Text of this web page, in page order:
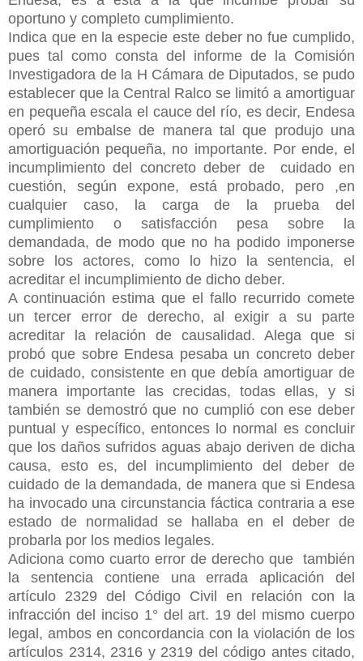
oportuno y completo cumplimiento.
Indica que en la especie este deber no fue cumplido,
pues tal como consta del informe de la Comisión
Investigadora de la H Cámara de Diputados, se pudo
establecer que la Central Ralco se limitó a amortiguar
en pequeña escala el cauce del río, es decir, Endesa
operó su embalse de manera tal que produjo una
amortiguación pequeña, no importante. Por ende, el
incumplimiento del concreto deber de cuidado en
cuestión, según expone, está probado, pero ,en
cualquier caso, la carga de la prueba del
cumplimiento o satisfacción pesa sobre la
demandada, de modo que no ha podido imponerse
sobre los actores, como lo hizo la sentencia, el
acreditar el incumplimiento de dicho deber.
A continuación estima que el fallo recurrido comete
un tercer error de derecho, al exigir a su parte
acreditar la relación de causalidad. Alega que si
probó que sobre Endesa pesaba un concreto deber
de cuidado, consistente en que debía amortiguar de
manera importante las crecidas, todas ellas, y si
también se demostró que no cumplió con ese deber
puntual y específico, entonces lo normal es concluir
que los daños sufridos aguas abajo deriven de dicha
causa, esto es, del incumplimiento del deber de
cuidado de la demandada, de manera que si Endesa
ha invocado una circunstancia fáctica contraria a ese
estado de normalidad se hallaba en el deber de
probarla por los medios legales.
Adiciona como cuarto error de derecho que también
la sentencia contiene una errada aplicación del
artículo 2329 del Código Civil en relación con la
infracción del inciso 1° del art. 19 del mismo cuerpo
legal, ambos en concordancia con la violación de los
artículos 2314, 2316 y 2319 del código antes citado,